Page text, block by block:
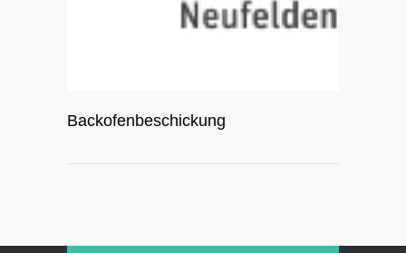
Backofenbeschickung